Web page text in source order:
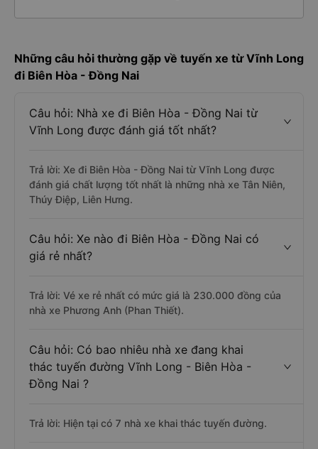
Những câu hỏi thường gặp về tuyến xe từ Vĩnh Long
đi Biên Hòa - Đồng Nai
Câu hỏi: Nhà xe đi Biên Hòa - Đồng Nai từ
Vĩnh Long được đánh giá tốt nhất?
Trả lời: Xe đi Biên Hòa - Đồng Nai từ Vĩnh Long được
đánh giá chất lượng tốt nhất là những nhà xe Tân Niên,
Thúy Điệp, Liên Hưng.
Câu hỏi: Xe nào đi Biên Hòa - Đồng Nai có
giá rẻ nhất?
Trả lời: Vé xe rẻ nhất có mức giá là 230.000 đồng của
nhà xe Phương Anh (Phan Thiết).
Câu hỏi: Có bao nhiêu nhà xe đang khai
thác tuyến đường Vĩnh Long - Biên Hòa -
Đồng Nai ?
Trả lời: Hiện tại có 7 nhà xe khai thác tuyến đường.